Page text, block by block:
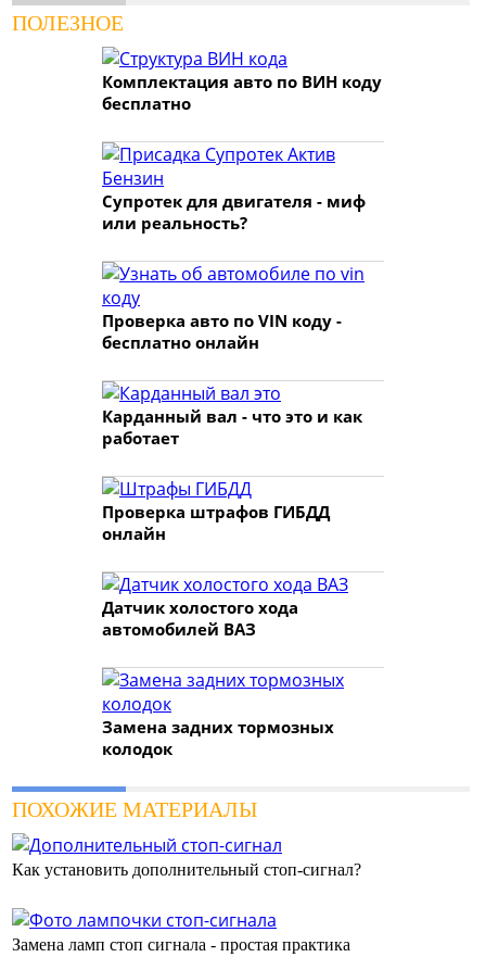
ПОЛЕЗНОЕ
Комплектация авто по ВИН коду
бесплатно
Супротек для двигателя - миф
или реальность?
Проверка авто по VIN коду -
бесплатно онлайн
Карданный вал - что это и как
работает
Проверка штрафов ГИБДД
онлайн
Датчик холостого хода
автомобилей ВАЗ
Замена задних тормозных
колодок
ПОХОЖИЕ МАТЕРИАЛЫ
Как установить дополнительный стоп-сигнал?
Замена ламп стоп сигнала - простая практика